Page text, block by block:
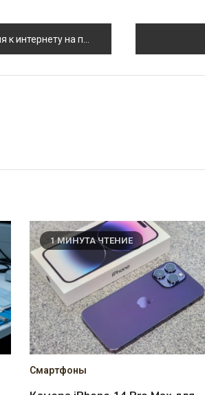
на планшетах
1 МИНУТА ЧТЕНИЕ
Смартфоны